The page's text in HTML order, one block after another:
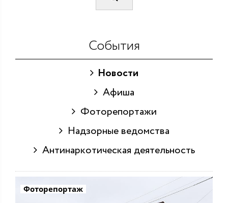
События
Новости
Афиша
Фоторепортажи
Надзорные ведомства
Антинаркотическая деятельность
Фоторепортаж